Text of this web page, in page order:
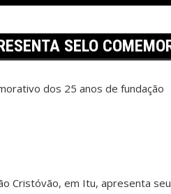
SELO
Cristóvão, em Itu, apresenta